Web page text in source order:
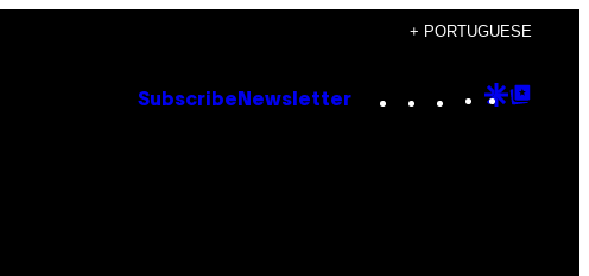
+ PORTUGUESE
Subscribe Newsletter Instagram
TikTok
YouTube
Google